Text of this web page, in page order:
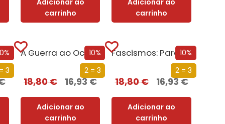
carrinho
carrinho
3
O Poder das Fronteiras
10%
2 = 3
A Guerra ao Ocidente
18,80€ 16,93€
Adicionar ao
carrinho
10%
2 = 3
Fascismos: Para Além de Hitler e Mussolini
18,80€ 16,93€
Adicionar ao
carrinho